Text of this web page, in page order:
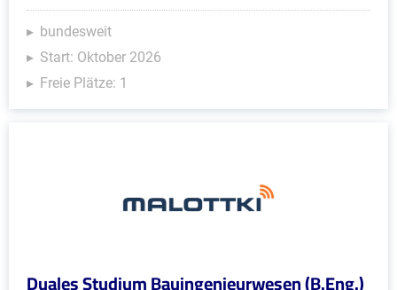
bundesweit
Start: Oktober 2026
Freie Plätze: 1
Duales Studium Bauingenieurwesen (B.Eng.)